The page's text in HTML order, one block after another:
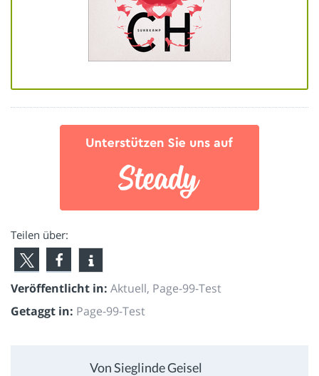
Teilen über:
Veröffentlicht in: Aktuell, Page-99-Test
Getaggt in: Page-99-Test
Von Sieglinde Geisel